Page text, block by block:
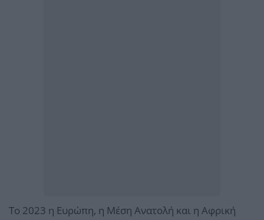
Το 2023 η Ευρώπη, η Μέση Ανατολή και η Αφρική